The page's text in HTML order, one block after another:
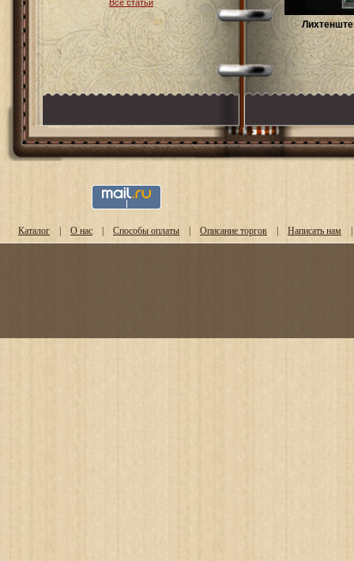
Все статьи
Каталог | О нас | Способы оплаты | Описание торгов | Написать нам |